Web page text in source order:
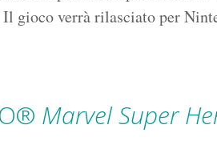
Il gioco verrà rilasciato per
Marvel Super